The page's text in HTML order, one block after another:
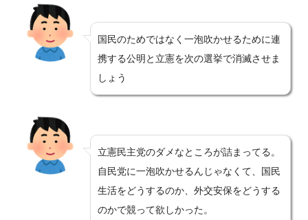
国民のためではなく一泡吹かせるために連
携する公明と立憲を次の選挙で消滅させま
しょう
立憲民主党のダメなところが詰まってる。
自民党に一泡吹かせるんじゃなくて、国民
生活をどうするのか、外交安保をどうする
のかで競って欲しかった。